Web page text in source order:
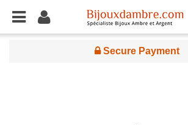
Genuine Baltic Amber